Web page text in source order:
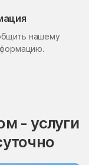
нашему
- услуги